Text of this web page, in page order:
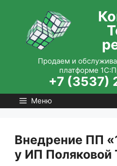
содержимому
Продаем и
платформе
+7 (3537)
Меню
Внедрение ПП
у ИП Поляковой